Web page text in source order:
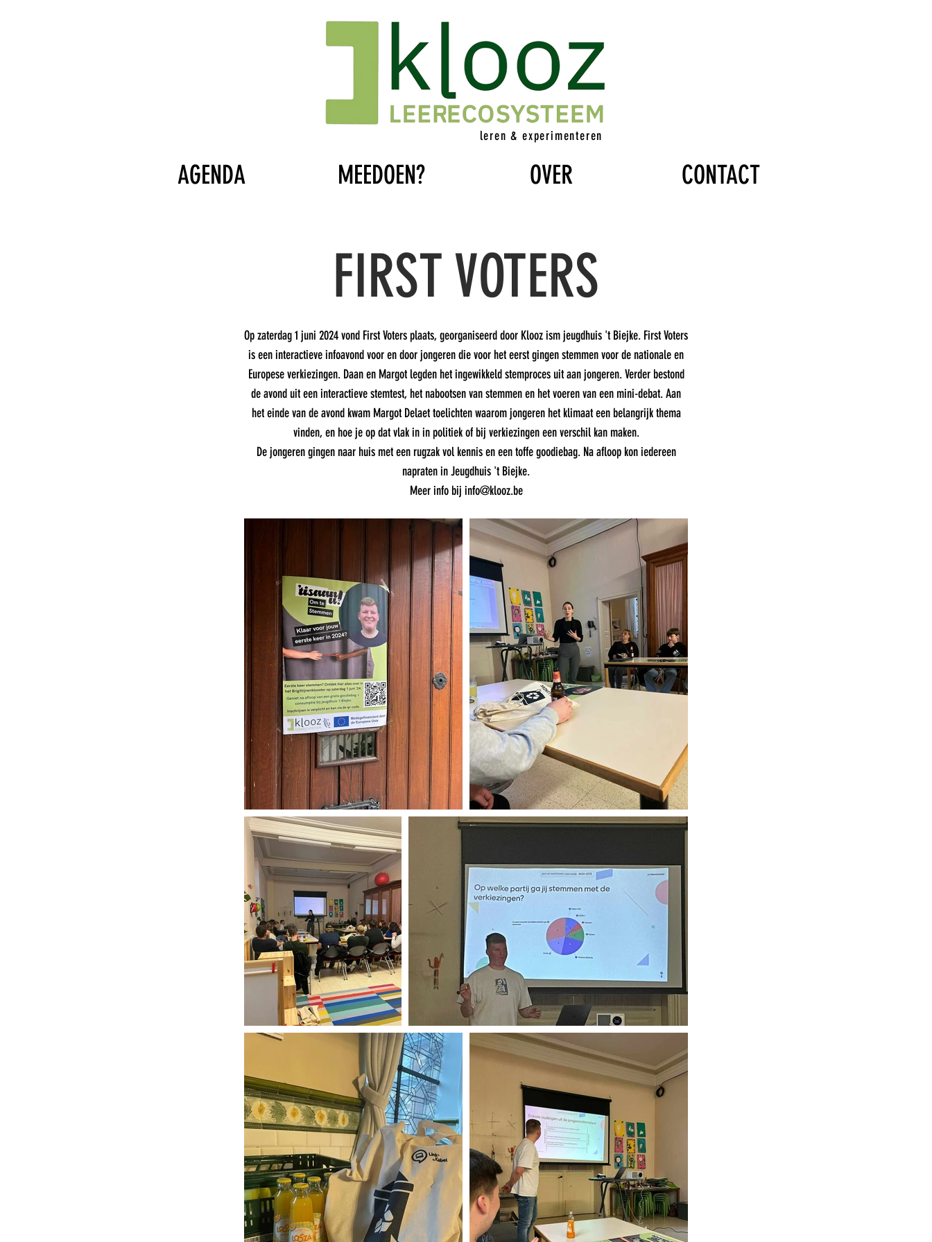
leren & experimenteren
AGENDA MEEDOEN? OVER CONTACT
FIRST VOTERS
Op zaterdag 1 juni 2024 vond First Voters plaats, georganiseerd door Klooz ism jeugdhuis 't Biejke. First Voters
is een interactieve infoavond voor en door jongeren die voor het eerst gingen stemmen voor de nationale en
Europese verkiezingen. Daan en Margot legden het ingewikkeld stemproces uit aan jongeren. Verder bestond
de avond uit een interactieve stemtest, het nabootsen van stemmen en het voeren van een mini-debat. Aan
het einde van de avond kwam Margot Delaet toelichten waarom jongeren het klimaat een belangrijk thema
vinden, en hoe je op dat vlak in in politiek of bij verkiezingen een verschil kan maken.
De jongeren gingen naar huis met een rugzak vol kennis en een toffe goodiebag. Na afloop kon iedereen
napraten in Jeugdhuis 't Biejke.
Meer info bij info@klooz.be